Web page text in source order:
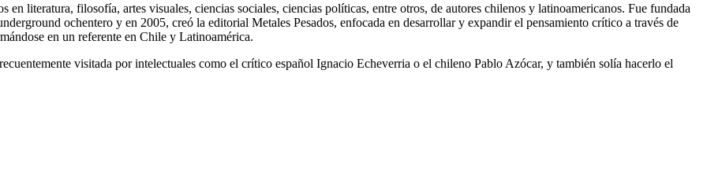
en literatura, filosofía, artes visuales, ciencias sociales, ciencias políticas, entre otros, de autores chilenos y latinoamericanos. Fue fundada
ochentero y en 2005, creó la editorial Metales Pesados, enfocada en desarrollar y expandir el pensamiento crítico a través de
en un referente en Chile y Latinoamérica.
visitada por intelectuales como el crítico español Ignacio Echeverria o el chileno Pablo Azócar, y también solía hacerlo el